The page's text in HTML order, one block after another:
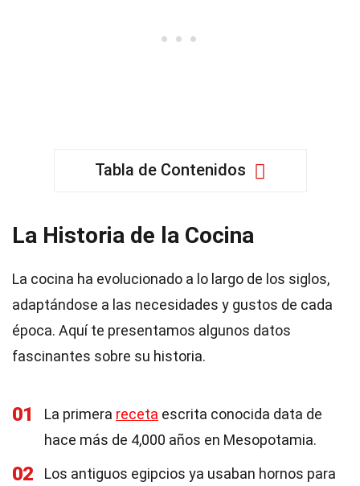
Tabla de Contenidos
La Historia de la Cocina
La cocina ha evolucionado a lo largo de los siglos,
adaptándose a las necesidades y gustos de cada
época. Aquí te presentamos algunos datos
fascinantes sobre su historia.
01 La primera receta escrita conocida data de
hace más de 4,000 años en Mesopotamia.
02
Los antiguos egipcios ya usaban hornos para